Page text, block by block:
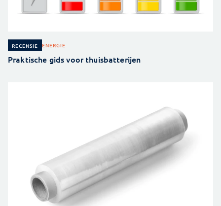
RECENSIE ENERGIE
Praktische gids voor thuisbatterijen